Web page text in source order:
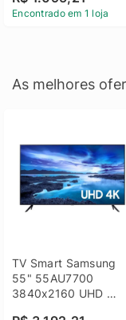
Encontrado em 1 loja
As melhores
TV Smart Samsung
55" 55AU7700
3840x2160 UHD